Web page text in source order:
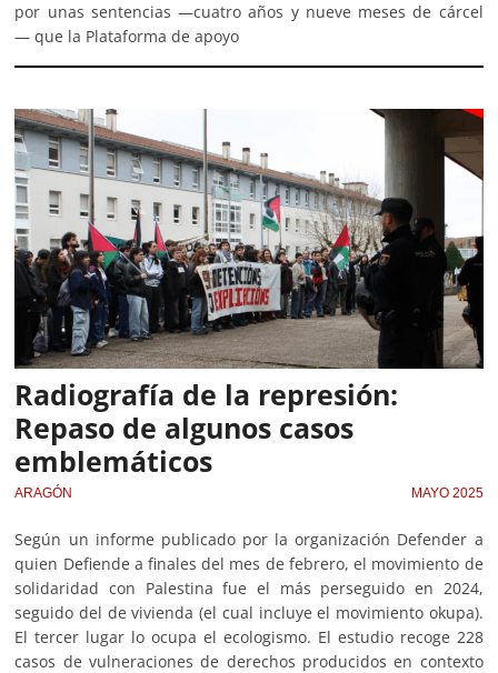
por unas sentencias —cuatro años y nueve meses de cárcel
— que la Plataforma de apoyo
Radiografía de la represión:
Repaso de algunos casos
emblemáticos
ARAGÓN MAYO 2025
Según un informe publicado por la organización Defender a
quien Defiende a finales del mes de febrero, el movimiento de
solidaridad con Palestina fue el más perseguido en 2024,
seguido del de vivienda (el cual incluye el movimiento okupa).
El tercer lugar lo ocupa el ecologismo. El estudio recoge 228
casos de vulneraciones de derechos producidos en contexto